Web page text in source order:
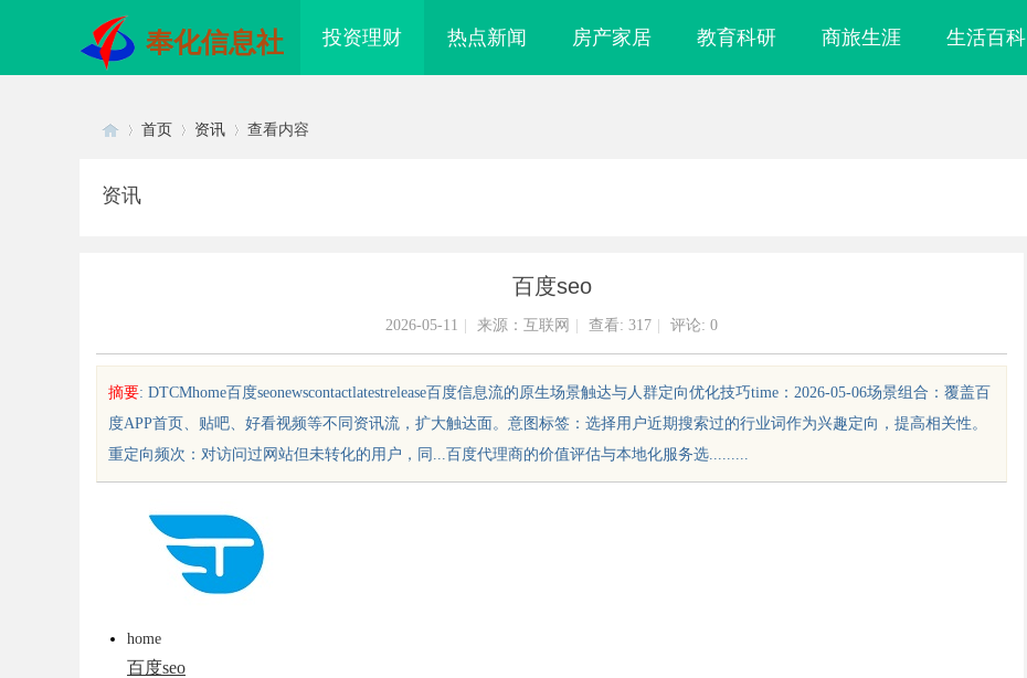
奉化信息社 投资理财 热点新闻 房产家居 教育科研 商旅生涯 生活百科
sc
首页 资讯 查看内容
资讯
百度seo
2026-05-11 来源：互联网 查看: 317 评论: 0
摘要: DTCMhome百度seonewscontactlatestrelease百度信息流的原生场景触达与人群定向优化技巧time：2026-05-06场景组合：覆盖百
度APP首页、贴吧、好看视频等不同资讯流，扩大触达面。意图标签：选择用户近期搜索过的行业词作为兴趣定向，提高相关性。
重定向频次：对访问过网站但未转化的用户，同...百度代理商的价值评估与本地化服务选.........
home
百度seo
析厦门私家侦探服务的专业优 武汉配眼镜 上海配眼镜 深入解读福州私家侦探：探秘专业侦